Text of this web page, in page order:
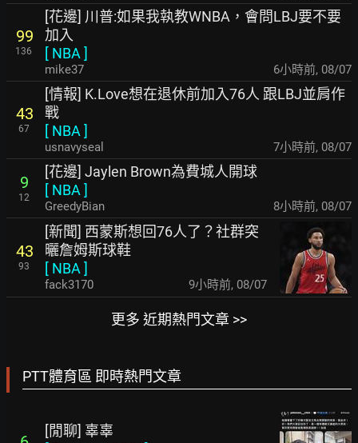
99
136
[花邊] 川普:如果我執教WNBA，會問LBJ要不要
加入
[ NBA ]
mike37 6小時前, 08/07
43
67
[情報] K.Love想在退休前加入76人 跟LBJ並肩作
戰
[ NBA ]
usnavyseal 7小時前, 08/07
9
12
[花邊] Jaylen Brown為費城人開球
[ NBA ]
GreedyBian 8小時前, 08/07
43
93
[新聞] 西蒙斯想回76人了？社群突
曬詹姆斯球鞋
[ NBA ]
fack3170 9小時前, 08/07
更多 近期熱門文章 >>
PTT體育區 即時熱門文章
[閒聊] 辜辜